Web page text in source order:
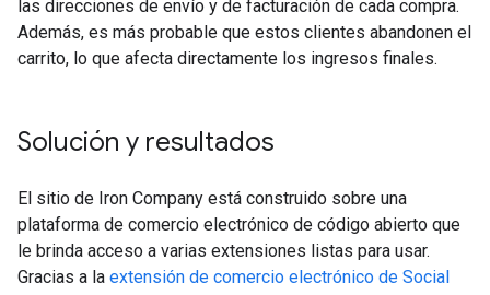
las direcciones de envío y de facturación de cada compra.
Además, es más probable que estos clientes abandonen el
carrito, lo que afecta directamente los ingresos finales.
Solución y resultados
El sitio de Iron Company está construido sobre una
plataforma de comercio electrónico de código abierto que
le brinda acceso a varias extensiones listas para usar.
Gracias a la extensión de comercio electrónico de Social